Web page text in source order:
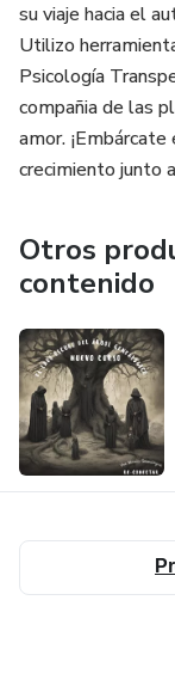
su viaje hacia el
Utilizo
Psicología
compañia de las
amor.
crecimiento junto
Otros
contenido